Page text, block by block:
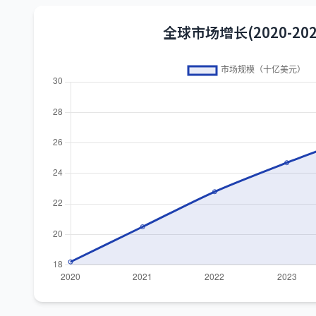
全球市场增长(2020-